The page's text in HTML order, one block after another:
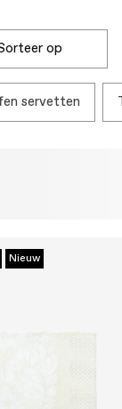
sorteer op
servetten
Nieuw